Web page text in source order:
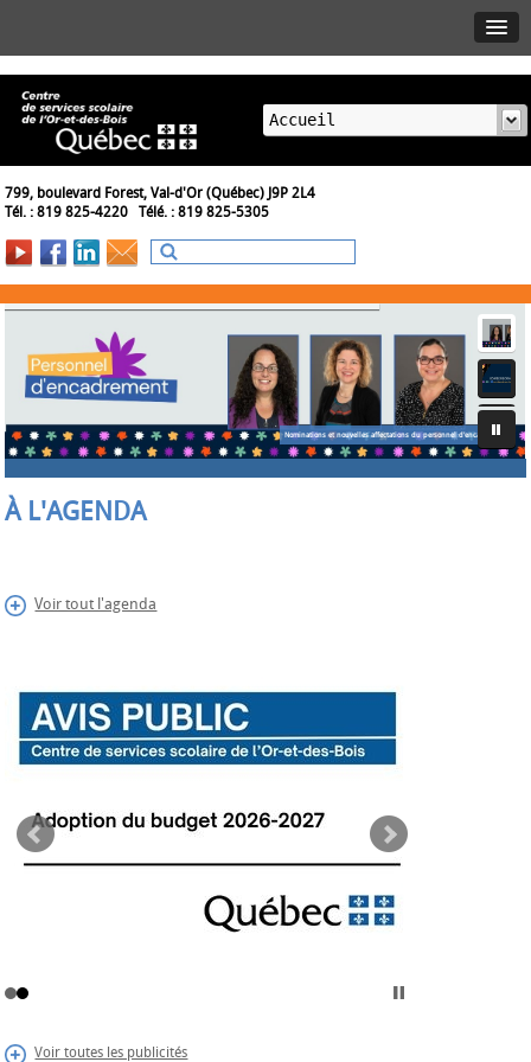
799, boulevard Forest, Val-d'Or (Québec) J9P 2L4
Tél. : 819 825-4220 Télé. : 819 825-5305
À L'AGENDA
Voir tout l'agenda
Voir toutes les publicités